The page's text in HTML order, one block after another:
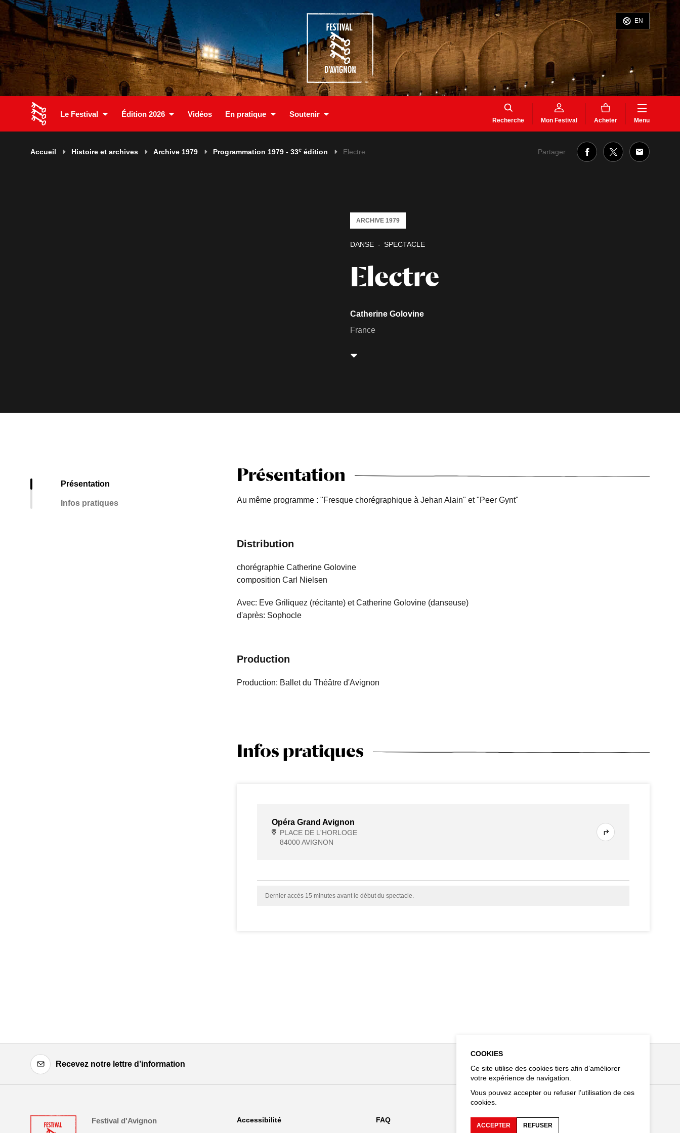
EN
Le Festival Édition 2026 Vidéos En pratique Soutenir
Recherche Mon Festival Acheter Menu
Accueil Histoire et archives Archive 1979 Programmation 1979 - 33e édition Electre Partager
Electre
DANSE SPECTACLE
ARCHIVE 1979
Catherine Golovine
France
Présentation
Infos pratiques
Présentation
Au même programme : "Fresque chorégraphique à Jehan Alain" et "Peer Gynt"
Distribution
chorégraphie Catherine Golovine
composition Carl Nielsen
Avec: Eve Griliquez (récitante) et Catherine Golovine (danseuse)
d'après: Sophocle
Production
Production: Ballet du Théâtre d'Avignon
Infos pratiques
Opéra Grand Avignon
PLACE DE L'HORLOGE
84000 AVIGNON
Dernier accès 15 minutes avant le début du spectacle.
Recevez notre lettre d’information
Festival d'Avignon Accessibilité FAQ Restez connecté
COOKIES
Ce site utilise des cookies tiers afin d’améliorer
votre expérience de navigation.
Vous pouvez accepter ou refuser l’utilisation de ces
cookies.
ACCEPTER REFUSER